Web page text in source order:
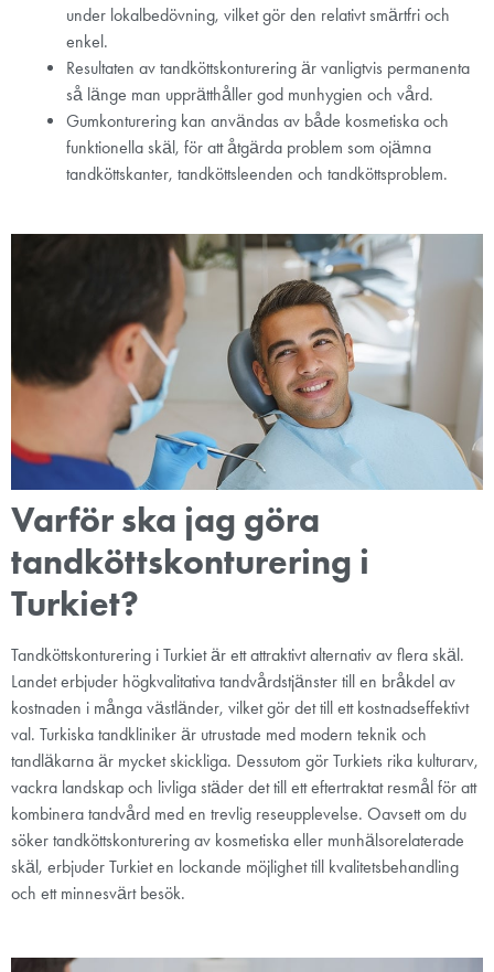
under lokalbedövning, vilket gör den relativt smärtfri och
enkel.
Resultaten av tandköttskonturering är vanligtvis permanenta
så länge man upprätthåller god munhygien och vård.
Gumkonturering kan användas av både kosmetiska och
funktionella skäl, för att åtgärda problem som ojämna
tandköttskanter, tandköttsleenden och tandköttsproblem.
Varför ska jag göra
tandköttskonturering i
Turkiet?
Tandköttskonturering i Turkiet är ett attraktivt alternativ av flera skäl.
Landet erbjuder högkvalitativa tandvårdstjänster till en bråkdel av
kostnaden i många västländer, vilket gör det till ett kostnadseffektivt
val. Turkiska tandkliniker är utrustade med modern teknik och
tandläkarna är mycket skickliga. Dessutom gör Turkiets rika kulturarv,
vackra landskap och livliga städer det till ett eftertraktat resmål för att
kombinera tandvård med en trevlig reseupplevelse. Oavsett om du
söker tandköttskonturering av kosmetiska eller munhälsorelaterade
skäl, erbjuder Turkiet en lockande möjlighet till kvalitetsbehandling
och ett minnesvärt besök.